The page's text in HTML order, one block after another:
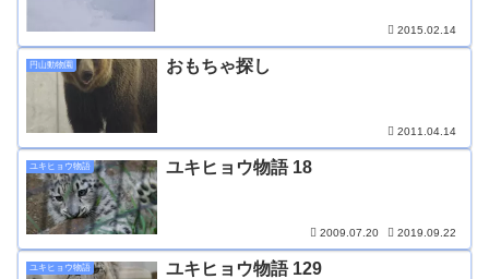
2015.02.14
円山動物園 おもちゃ探し
2011.04.14
ユキヒョウ物語 ユキヒョウ物語 18
2009.07.20 2019.09.22
ユキヒョウ物語 ユキヒョウ物語 129